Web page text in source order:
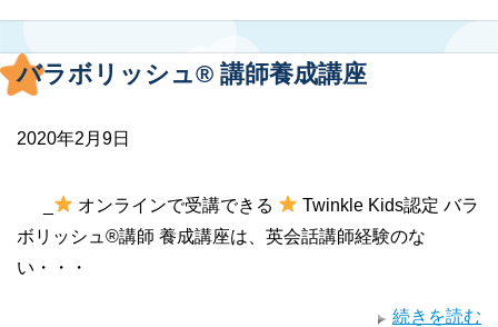
バラボリッシュ® 講師養成講座
2020年2月9日
オンラインで受講できる
Twinkle Kids認定 バラ
ボリッシュ®講師 養成講座は、英会話講師経験のな
い・・・
続きを読む